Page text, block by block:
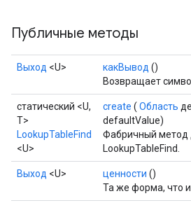
Публичные методы
Выход <U> какВывод ()
Возвращает
статический <U,
T>
LookupTableFind
<U>
create ( Область
defaultValue)
Фабричный метод
LookupTableFind.
Выход <U> ценности ()
Та же форма, что и